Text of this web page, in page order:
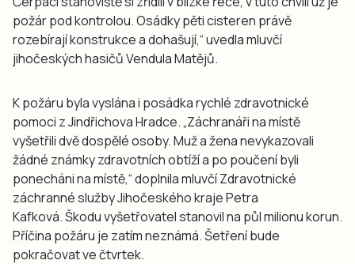
požár pod kontrolou. Osádky pěti cisteren právě
rozebírají konstrukce a dohašují,“ uvedla mluvčí
jihočeských hasičů Vendula Matějů.
K požáru byla vyslána i posádka rychlé zdravotnické
pomoci z Jindřichova Hradce. „Záchranáři na místě
vyšetřili dvě dospělé osoby. Muž a žena nevykazovali
žádné známky zdravotních obtíží a po poučení byli
ponecháni na místě,“ doplnila mluvčí Zdravotnické
záchranné služby Jihočeského kraje Petra
Kafková. Škodu vyšetřovatel stanovil na půl milionu korun.
Příčina požáru je zatím neznámá. Šetření bude
pokračovat ve čtvrtek.